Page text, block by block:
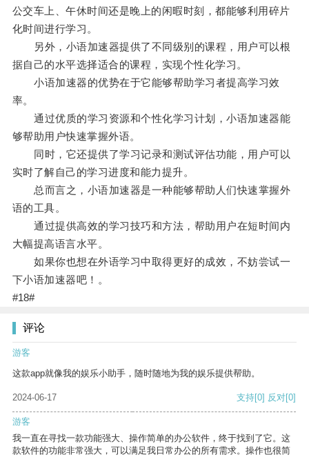
公交车上、午休时间还是晚上的闲暇时刻，都能够利用碎片
化时间进行学习。
另外，小语加速器提供了不同级别的课程，用户可以根
据自己的水平选择适合的课程，实现个性化学习。
小语加速器的优势在于它能够帮助学习者提高学习效
率。
通过优质的学习资源和个性化学习计划，小语加速器能
够帮助用户快速掌握外语。
同时，它还提供了学习记录和测试评估功能，用户可以
实时了解自己的学习进度和能力提升。
总而言之，小语加速器是一种能够帮助人们快速掌握外
语的工具。
通过提供高效的学习技巧和方法，帮助用户在短时间内
大幅提高语言水平。
如果你也想在外语学习中取得更好的成效，不妨尝试一
下小语加速器吧！。
#18#
评论
游客
这款app就像我的娱乐小助手，随时随地为我的娱乐提供帮助。
2024-06-17 支持[0] 反对[0]
游客
我一直在寻找一款功能强大、操作简单的办公软件，终于找到了它。这
款软件的功能非常强大，可以满足我日常办公的所有需求。操作也很简